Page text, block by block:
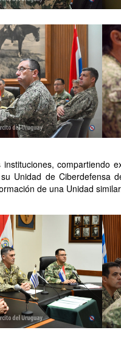
compartiendo
Unidad de Ciberdefensa
de una Unidad